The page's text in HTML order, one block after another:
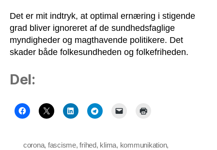
Det er mit indtryk, at optimal ernæring i stigende
grad bliver ignoreret af de sundhedsfaglige
myndigheder og magthavende politikere. Det
skader både folkesundheden og folkefriheden.
Del:
corona, fascisme,frihed, klima, kommunikation,